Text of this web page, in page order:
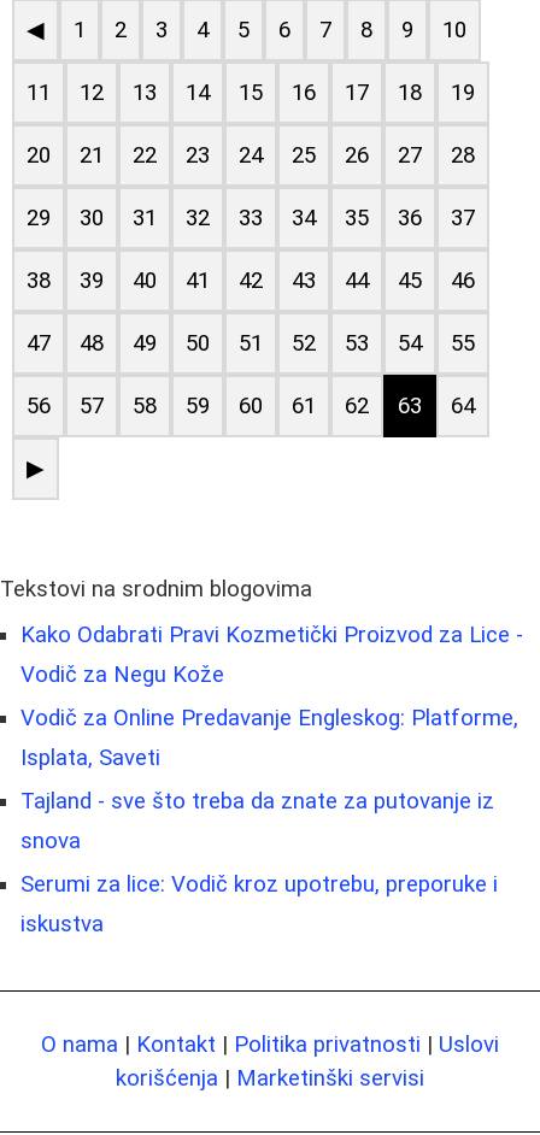
◀ 1 2 3 4 5 6 7 8 9 10
11 12 13 14 15 16 17 18 19
20 21 22 23 24 25 26 27 28
29 30 31 32 33 34 35 36 37
38 39 40 41 42 43 44 45 46
47 48 49 50 51 52 53 54 55
56 57 58 59 60 61 62 63 64
▶
Tekstovi na srodnim blogovima
Kako Odabrati Pravi Kozmetički Proizvod za Lice -
Vodič za Negu Kože
Vodič za Online Predavanje Engleskog: Platforme,
Isplata, Saveti
Tajland - sve što treba da znate za putovanje iz
snova
Serumi za lice: Vodič kroz upotrebu, preporuke i
iskustva
O nama | Kontakt | Politika privatnosti | Uslovi
korišćenja | Marketinški servisi